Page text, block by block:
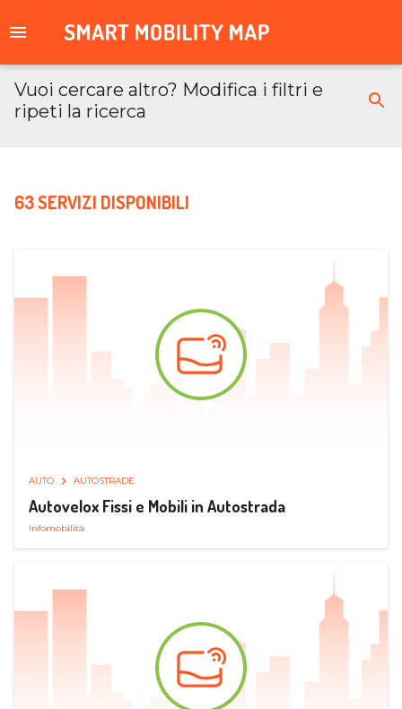
Vuoi cercare altro? Modifica i filtri e
ripeti la ricerca
63 SERVIZI DISPONIBILI
AUTO AUTOSTRADE
Autovelox Fissi e Mobili in Autostrada
Infomobilità